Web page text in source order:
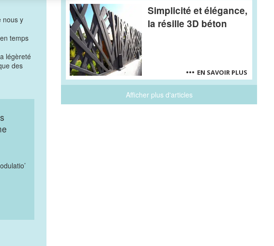
nous y
temps
légèreté
des
Simplicité et élégance,
la résille 3D béton
EN SAVOIR PLUS
Afficher plus d'articles